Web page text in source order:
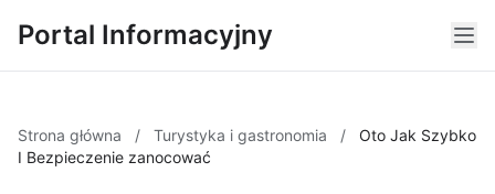
Portal Informacyjny
Strona główna / Turystyka i gastronomia /
Oto Jak Szybko
I Bezpieczenie zanocować